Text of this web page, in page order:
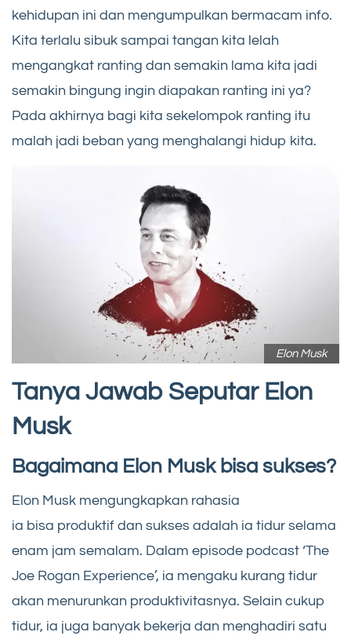
kehidupan ini dan mengumpulkan bermacam info.
Kita terlalu sibuk sampai tangan kita lelah
mengangkat ranting dan semakin lama kita jadi
semakin bingung ingin diapakan ranting ini ya?
Pada akhirnya bagi kita sekelompok ranting itu
malah jadi beban yang menghalangi hidup kita.
Elon Musk
Tanya Jawab Seputar Elon
Musk
Bagaimana Elon Musk bisa sukses?
Elon Musk mengungkapkan rahasia
ia bisa produktif dan sukses adalah ia tidur selama
enam jam semalam. Dalam episode podcast ‘The
Joe Rogan Experience’, ia mengaku kurang tidur
akan menurunkan produktivitasnya. Selain cukup
tidur, ia juga banyak bekerja dan menghadiri satu